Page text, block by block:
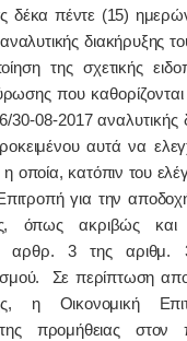
δέκα πέντε (15)
διακήρυξης
της σχετικής
που
30-08-2017 αναλυτικής
αυτά να
οποία, κατόπιν του
για την
όπως ακριβώς και
αρθρ. 3 της αριθμ.
Σε περίπτωση
η Οικονομική
προμήθειας στον